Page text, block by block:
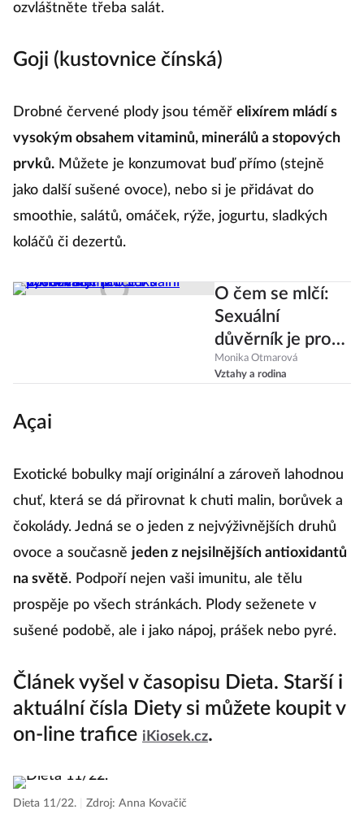
ozvláštněte třeba salát.
Goji (kustovnice čínská)
Drobné červené plody jsou téměř elixírem mládí s
vysokým obsahem vitaminů, minerálů a stopových
prvků. Můžete je konzumovat buď přímo (stejně
jako další sušené ovoce), nebo si je přidávat do
smoothie, salátů, omáček, rýže, jogurtu, sladkých
koláčů či dezertů.
O čem se mlčí:
Sexuální
důvěrník je pro
lidi s postižením
rádce i
Monika Otmarová
Vztahy a rodina
Açai
Exotické bobulky mají originální a zároveň lahodnou
chuť, která se dá přirovnat k chuti malin, borůvek a
čokolády. Jedná se o jeden z nejvýživnějších druhů
ovoce a současně jeden z nejsilnějších antioxidantů
na světě. Podpoří nejen vaši imunitu, ale tělu
prospěje po všech stránkách. Plody seženete v
sušené podobě, ale i jako nápoj, prášek nebo pyré.
Článek vyšel v časopisu Dieta. Starší i
aktuální čísla Diety si můžete koupit v
on-line trafice iKiosek.cz.
Dieta 11/22. Zdroj: Anna Kovačič